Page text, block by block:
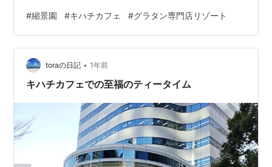
交っていました。この後、私たちは街中にあるオアシス
「縮景園」を訪れました。 雲行きが怪しくなってきまし
た☁☂クルーズ船の観光バスも来ていて、日本人より外
国人が多い。 清風館（せいふうかん） 濯えい池 雨が降
り始ました。 向こうに見える悠々亭で雨宿りをしよう！
#縮景園 #キハチカフェ #グラタン専門店リゾート
toraの日記 • 1年前
キハチカフェでの至福のティータイム